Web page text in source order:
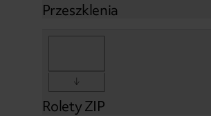
Przeszklenia
Rolety ZIP